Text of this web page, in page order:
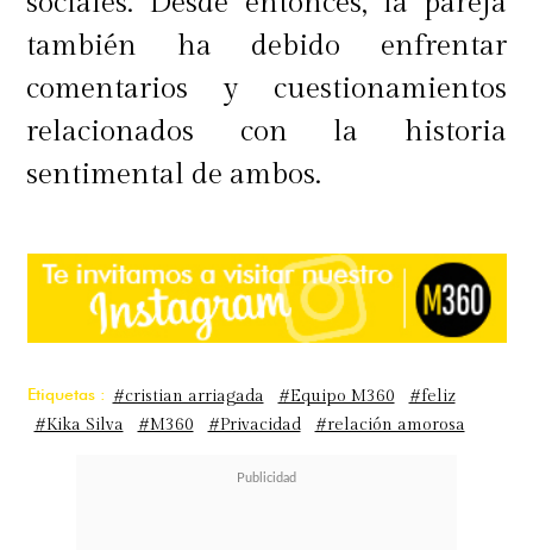
también ha debido enfrentar
comentarios y cuestionamientos
relacionados con la historia
sentimental de ambos.
Etiquetas : #cristian arriagada #Equipo M360
#feliz
#Kika Silva
#M360 #Privacidad #relación amorosa